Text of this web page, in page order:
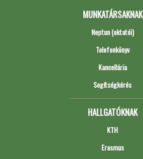
MUNKATÁRSAKNAK
Neptun (oktatói)
Telefonkönyv
Kancellária
Segítségkérés
HALLGATÓKNAK
KTH
Erasmus